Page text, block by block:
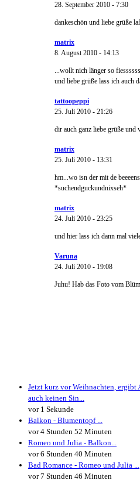
28. September 2010 - 7:30
dankeschön und liebe grüße
matrix
8. August 2010 - 14:13
...wollt nich länger so
und liebe grüße lass ich auch
tattoopeppi
25. Juli 2010 - 21:26
dir auch ganz liebe grüße und
matrix
25. Juli 2010 - 13:31
hm...wo isn der mit de
*suchendguckundnixseh*
matrix
24. Juli 2010 - 23:25
und hier lass ich dann mal
Varuna
24. Juli 2010 - 19:08
Juhu! Hab das Foto vom
Jetzt kurz vor Weihnachten, ergibt
auch keinen Sin...
vor 1 Sekunde
Balkon - Blumentopf ...
vor 4 Stunden 52 Minuten
Romeo und Julia - Balkon...
vor 6 Stunden 40 Minuten
Bad Romance - Romeo und Julia ...
vor 7 Stunden 46 Minuten